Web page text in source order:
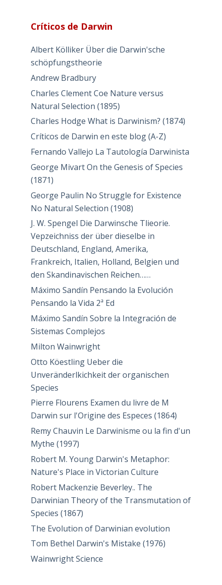
Críticos de Darwin
Albert Kölliker Über die Darwin'sche
schöpfungstheorie
Andrew Bradbury
Charles Clement Coe Nature versus
Natural Selection (1895)
Charles Hodge What is Darwinism? (1874)
Críticos de Darwin en este blog (A-Z)
Fernando Vallejo La Tautología Darwinista
George Mivart On the Genesis of Species
(1871)
George Paulin No Struggle for Existence
No Natural Selection (1908)
J. W. Spengel Die Darwinsche Tlieorie.
Vepzeichniss der über dieselbe in
Deutschland, England, Amerika,
Frankreich, Italien, Holland, Belgien und
den Skandinavischen Reichen……
Máximo Sandín Pensando la Evolución
Pensando la Vida 2ª Ed
Máximo Sandín Sobre la Integración de
Sistemas Complejos
Milton Wainwright
Otto Köestling Ueber die
Unveränderlkichkeit der organischen
Species
Pierre Flourens Examen du livre de M
Darwin sur l'Origine des Especes (1864)
Remy Chauvin Le Darwinisme ou la fin d'un
Mythe (1997)
Robert M. Young Darwin's Metaphor:
Nature's Place in Victorian Culture
Robert Mackenzie Beverley.. The
Darwinian Theory of the Transmutation of
Species (1867)
The Evolution of Darwinian evolution
Tom Bethel Darwin's Mistake (1976)
Wainwright Science